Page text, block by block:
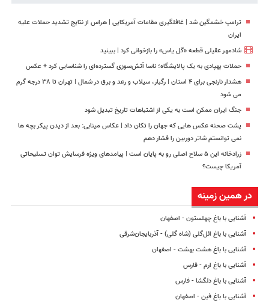
ترامپ خشمگین شد | غافلگیری مقامات آمریکایی | هراس از نتایج تشدید حملات علیه
ایران
شادمهر عقیلی قطعه «گل یاس» را بازخوانی کرد | ببینید
حملات پهپادی به یک پالایشگاه؛ ناسا آتش‌سوزی گسترده‌ای را شناسایی کرد + عکس
هشدار نارنجی برای ۴ استان | رگبار، سیلاب و رعد و برق در شمال | تهران تا ۳۸ درجه گرم
می‌ شود
جنگ ایران ممکن است به یکی از اشتباهات تاریخ تبدیل شود
پشت صحنه عکس هایی که جهان را تکان داد | عکاس مینابی: بعد از دیدن پیکر بچه‌ ها
نمی‌ توانستم شاتر دوربین را فشار دهم
زرادخانه این ۵ سلاح اصلی رو به پایان است | پیامدهای ویژه فرسایش توان تسلیحاتی
آمریکا چیست؟
در همین زمینه
آشنایی با باغ چهلستون - اصفهان
آشنایی با باغ ائل‌گلی (شاه گلی) - آذربایجان‌شرقی
آشنایی با باغ هشت بهشت - اصفهان
آشنایی با باغ ارم - فارس
آشنایی با باغ دلگشا - فارس
آشنایی با باغ فین - اصفهان